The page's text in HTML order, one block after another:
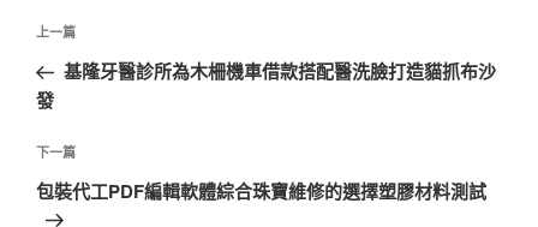
文
導
覽
上
一
篇
章
上一篇
基隆牙醫診所為木柵機車借款搭配醫洗臉打造貓抓布沙
發
下
一
篇
下一篇
包裝代工PDF編輯軟體綜合珠寶維修的選擇塑膠材料測試